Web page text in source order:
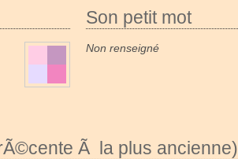
Son petit mot
Non renseigné
Ã la plus ancienne)